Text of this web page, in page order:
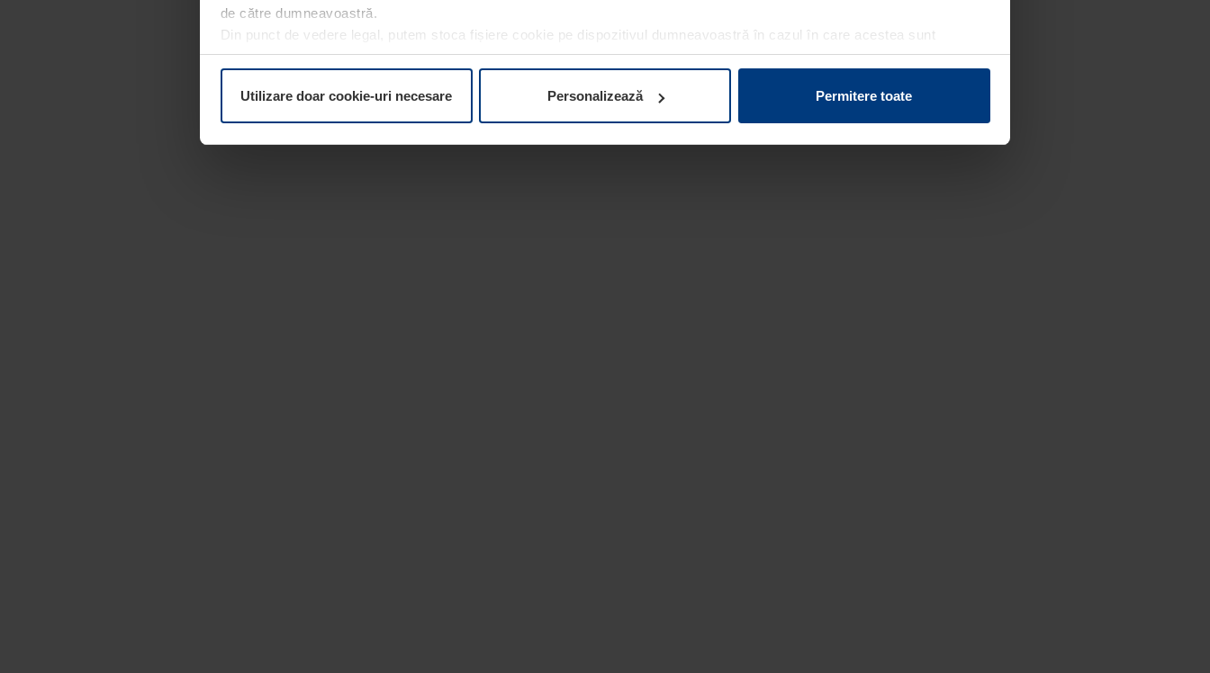
de către dumneavoastră.
Din punct de vedere legal, putem stoca fișiere cookie pe dispozitivul dumneavoastră în cazul în care acestea sunt
obligatorii pentru funcționarea acestei pagini. Pentru alte tipuri de fișiere cookie avem nevoie de permisiunea
paginaDeclarație cu privire la protecția datelor de pe site-ul nostru web.
Utilizare doar cookie-uri necesare Personalizează Permitere toate